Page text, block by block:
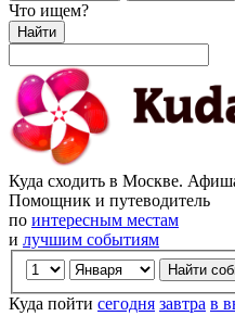
Что ищем?
Найти
Куда сходить в Москве.
Помощник и путеводитель
по интересным местам
и лучшим событиям
Куда пойти сегодня завтра в